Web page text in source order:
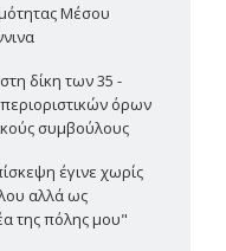
Μέσου
δίκη των 35 -
όρων
συμβούλους
έγινε χωρίς
αλλά ως
της πόλης μου"